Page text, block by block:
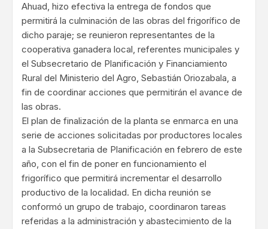
Ahuad, hizo efectiva la entrega de fondos que
permitirá la culminación de las obras del frigorífico de
dicho paraje; se reunieron representantes de la
cooperativa ganadera local, referentes municipales y
el Subsecretario de Planificación y Financiamiento
Rural del Ministerio del Agro, Sebastián Oriozabala, a
fin de coordinar acciones que permitirán el avance de
las obras.
El plan de finalización de la planta se enmarca en una
serie de acciones solicitadas por productores locales
a la Subsecretaria de Planificación en febrero de este
año, con el fin de poner en funcionamiento el
frigorífico que permitirá incrementar el desarrollo
productivo de la localidad. En dicha reunión se
conformó un grupo de trabajo, coordinaron tareas
referidas a la administración y abastecimiento de la